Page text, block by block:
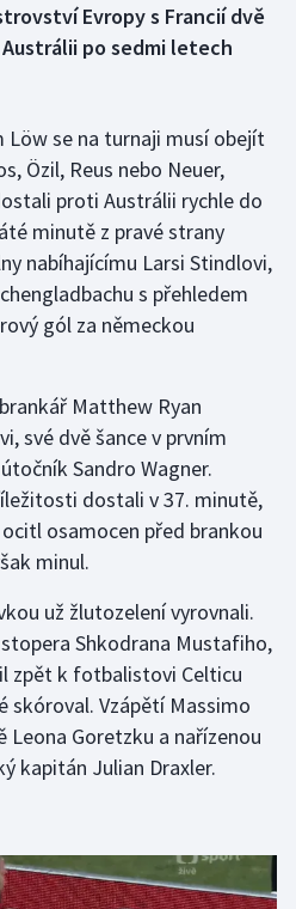
Evropy s Francií dvě
po sedmi letech
Löw se na turnaji musí obejít
Özil, Reus nebo Neuer,
proti Austrálii rychle do
minutě z pravé strany
nabíhajícímu Larsi Stindlovi,
s přehledem
gól za německou
Matthew Ryan
své dvě šance v prvním
Sandro Wagner.
dostali v 37. minutě,
osamocen před brankou
minul.
už žlutozelení vyrovnali.
Shkodrana Mustafiho,
zpět k fotbalistovi Celticu
skóroval. Vzápětí Massimo
Leona Goretzku a nařízenou
kapitán Julian Draxler.